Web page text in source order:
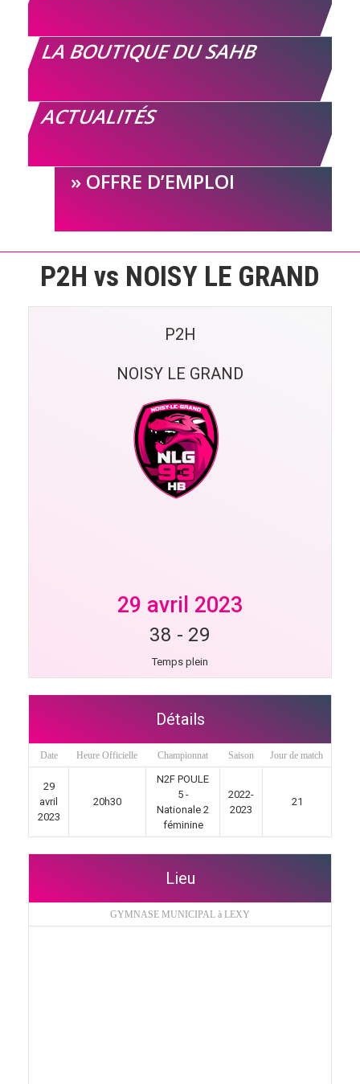
LA BOUTIQUE DU SAHB
ACTUALITÉS
OFFRE D’EMPLOI
P2H vs NOISY LE GRAND
P2H
NOISY LE GRAND
29 avril 2023
38 - 29
Temps plein
Détails
Date Heure Officielle Championnat Saison Jour de match
29
avril
2023
20h30
N2F POULE
5 -
Nationale 2
féminine
2022-
2023
21
Lieu
GYMNASE MUNICIPAL à LEXY